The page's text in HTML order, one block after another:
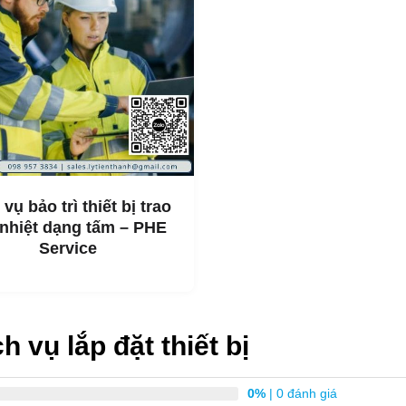
hỏng nặng.
và giám sát: Đội ngũ chuyên
tôi sẽ tư vấn vị trí lắp đặt tối
chặt chẽ quy trình để tuân thủ
kỹ thuật và an toàn.
hành thử: Sau khi lắp đặt, chúng tôi tiến hành kiểm tra
để đảm bảo hoạt động trơn tru trước khi bàn giao cho khách
mãi: Cung cấp dịch vụ bảo trì định kỳ, sửa chữa nhanh
sâu: Tập trung vào lĩnh vực trao đổi nhiệt, chúng tôi sở
vụ bảo trì thiết bị trao
dạng tấm – PHE
Service
vụ lắp đặt thiết bị
0% | 0 đánh giá